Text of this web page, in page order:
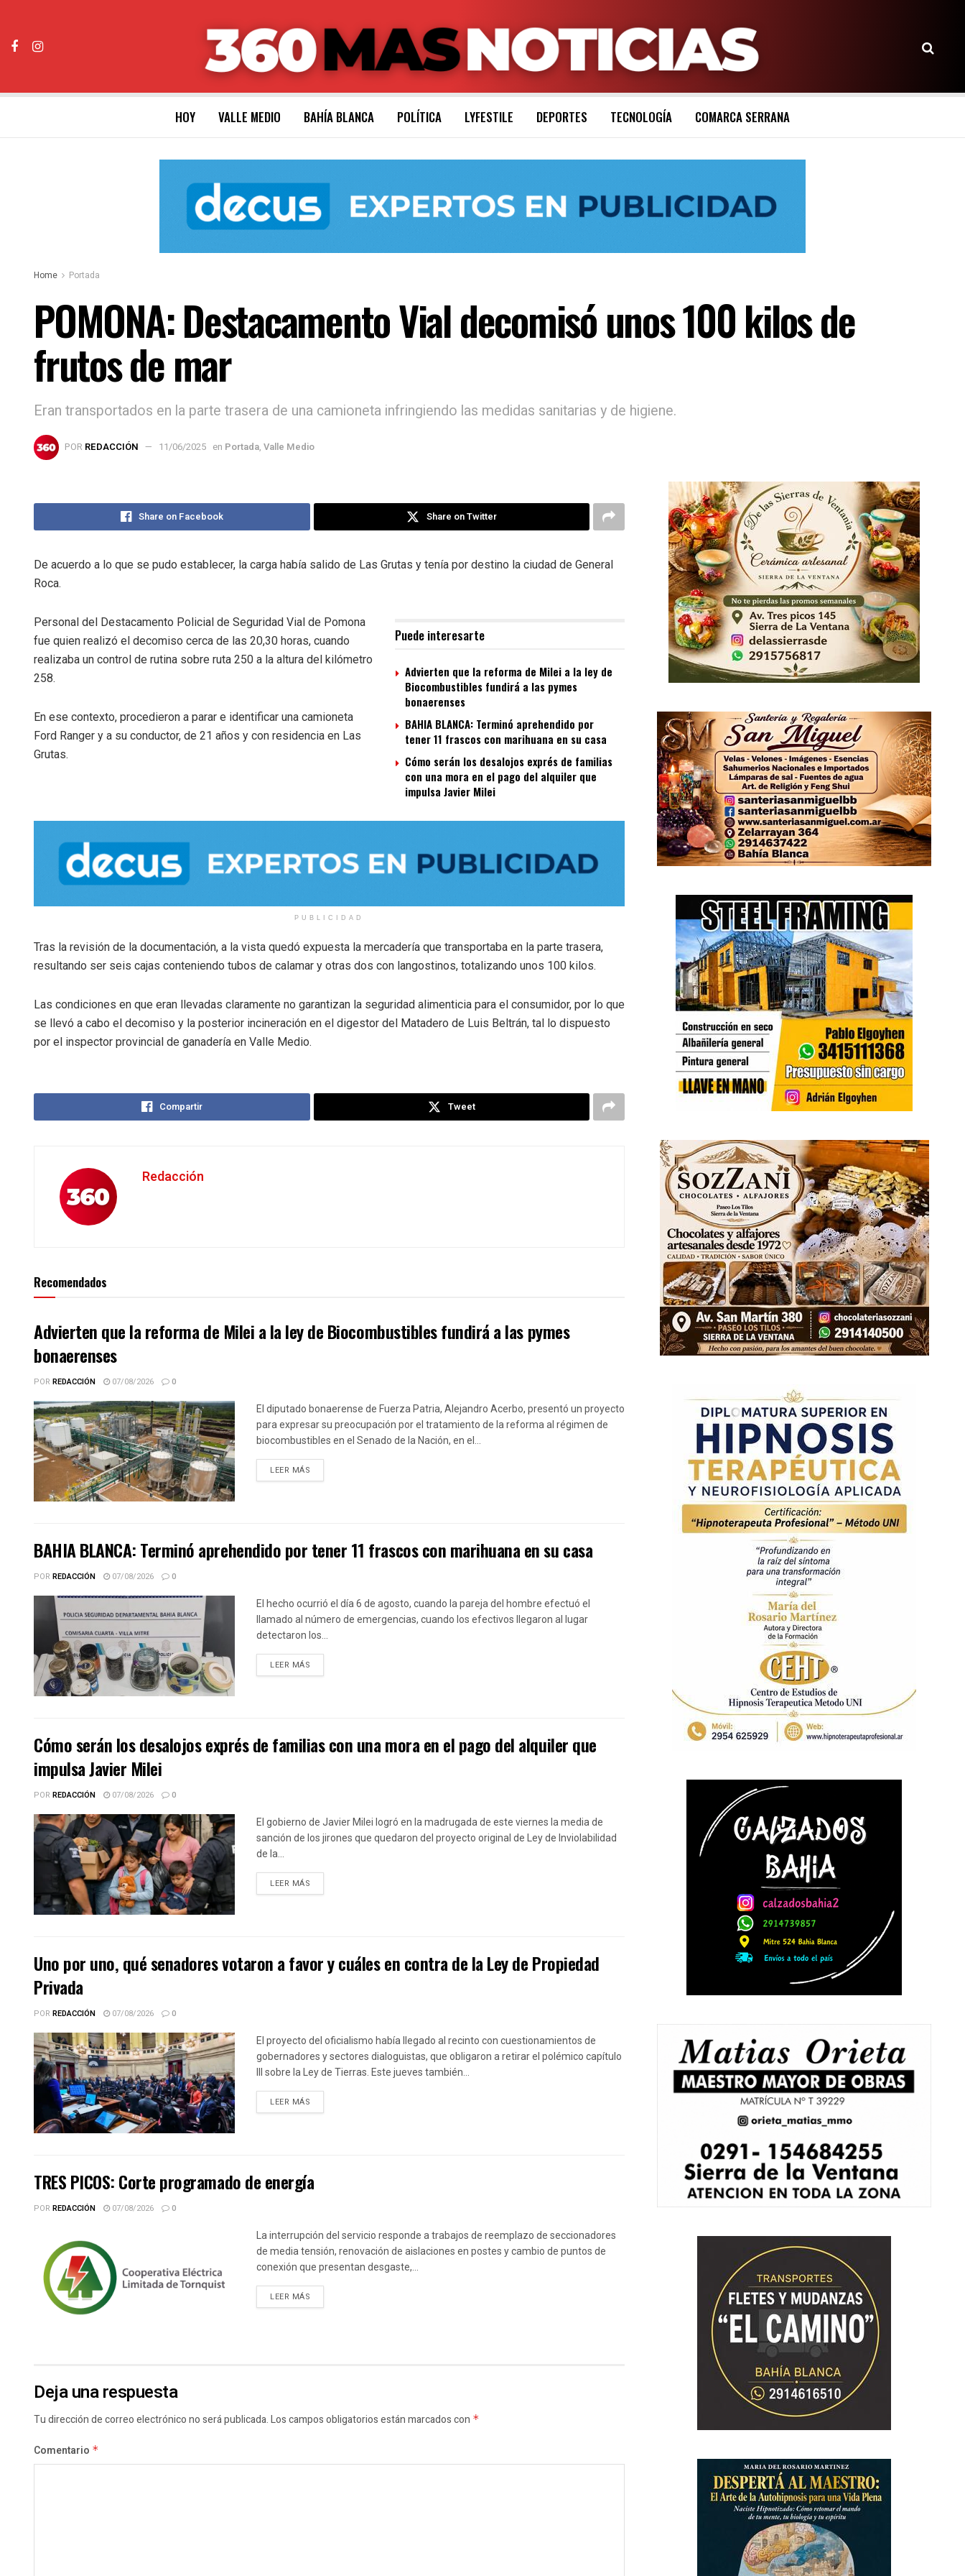
HOY VALLE MEDIO BAHÍA BLANCA POLÍTICA LYFESTILE DEPORTES TECNOLOGÍA COMARCA SERRANA
Home Portada
POMONA: Destacamento Vial decomisó unos 100 kilos de
frutos de mar
Eran transportados en la parte trasera de una camioneta infringiendo las medidas sanitarias y de higiene.
POR REDACCIÓN 11/06/2025 en Portada, Valle Medio
Share on Facebook Share on Twitter
De acuerdo a lo que se pudo establecer, la carga había salido de Las Grutas y tenía por destino la ciudad de General
Roca.
Puede interesarte
Advierten que la reforma de Milei a la ley de
Biocombustibles fundirá a las pymes
bonaerenses
BAHIA BLANCA: Terminó aprehendido por
tener 11 frascos con marihuana en su casa
Cómo serán los desalojos exprés de familias
con una mora en el pago del alquiler que
impulsa Javier Milei
Personal del Destacamento Policial de Seguridad Vial de Pomona
fue quien realizó el decomiso cerca de las 20,30 horas, cuando
realizaba un control de rutina sobre ruta 250 a la altura del kilómetro
258.
En ese contexto, procedieron a parar e identificar una camioneta
Ford Ranger y a su conductor, de 21 años y con residencia en Las
Grutas.
PUBLICIDAD
Tras la revisión de la documentación, a la vista quedó expuesta la mercadería que transportaba en la parte trasera,
resultando ser seis cajas conteniendo tubos de calamar y otras dos con langostinos, totalizando unos 100 kilos.
Las condiciones en que eran llevadas claramente no garantizan la seguridad alimenticia para el consumidor, por lo que
se llevó a cabo el decomiso y la posterior incineración en el digestor del Matadero de Luis Beltrán, tal lo dispuesto
por el inspector provincial de ganadería en Valle Medio.
Compartir Tweet
Redacción
Recomendados
Advierten que la reforma de Milei a la ley de Biocombustibles fundirá a las pymes
bonaerenses
POR REDACCIÓN 07/08/2026 0
El diputado bonaerense de Fuerza Patria, Alejandro Acerbo, presentó un proyecto
para expresar su preocupación por el tratamiento de la reforma al régimen de
biocombustibles en el Senado de la Nación, en el...
LEER MÁS
BAHIA BLANCA: Terminó aprehendido por tener 11 frascos con marihuana en su casa
POR REDACCIÓN 07/08/2026 0
El hecho ocurrió el día 6 de agosto, cuando la pareja del hombre efectuó el
llamado al número de emergencias, cuando los efectivos llegaron al lugar
detectaron los...
LEER MÁS
Cómo serán los desalojos exprés de familias con una mora en el pago del alquiler que
impulsa Javier Milei
POR REDACCIÓN 07/08/2026 0
El gobierno de Javier Milei logró en la madrugada de este viernes la media de
sanción de los jirones que quedaron del proyecto original de Ley de Inviolabilidad
de la...
LEER MÁS
Uno por uno, qué senadores votaron a favor y cuáles en contra de la Ley de Propiedad
Privada
POR REDACCIÓN 07/08/2026 0
El proyecto del oficialismo había llegado al recinto con cuestionamientos de
gobernadores y sectores dialoguistas, que obligaron a retirar el polémico capítulo
III sobre la Ley de Tierras. Este jueves también...
LEER MÁS
TRES PICOS: Corte programado de energía
POR REDACCIÓN 07/08/2026 0
La interrupción del servicio responde a trabajos de reemplazo de seccionadores
de media tensión, renovación de aislaciones en postes y cambio de puntos de
conexión que presentan desgaste,...
LEER MÁS
Deja una respuesta
Tu dirección de correo electrónico no será publicada.Los campos obligatorios están marcados con *
Comentario *